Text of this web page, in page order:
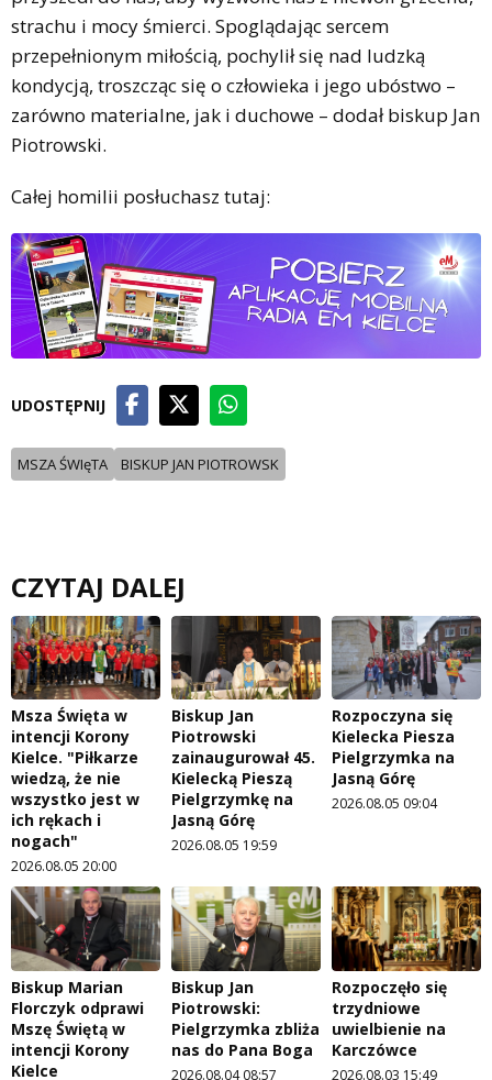
strachu i mocy śmierci. Spoglądając sercem
przepełnionym miłością, pochylił się nad ludzką
kondycją, troszcząc się o człowieka i jego ubóstwo –
zarówno materialne, jak i duchowe – dodał biskup Jan
Piotrowski.
Całej homilii posłuchasz tutaj:
UDOSTĘPNIJ
MSZA ŚWIęTA BISKUP JAN PIOTROWSK
CZYTAJ DALEJ
Msza Święta w
intencji Korony
Kielce. "Piłkarze
wiedzą, że nie
wszystko jest w
ich rękach i
nogach"
2026.08.05 20:00
Biskup Jan
Piotrowski
zainaugurował 45.
Kielecką Pieszą
Pielgrzymkę na
Jasną Górę
2026.08.05 19:59
Rozpoczyna się
Kielecka Piesza
Pielgrzymka na
Jasną Górę
2026.08.05 09:04
Biskup Marian
Florczyk odprawi
Mszę Świętą w
intencji Korony
Kielce
Biskup Jan
Piotrowski:
Pielgrzymka zbliża
nas do Pana Boga
2026.08.04 08:57
Rozpoczęło się
trzydniowe
uwielbienie na
Karczówce
2026.08.03 15:49